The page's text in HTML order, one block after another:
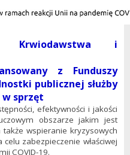
Krwiodawstwa i
z Funduszy
publicznej służby
sprzęt
efektywności i jakości
obszarze jakim jest
wspieranie kryzysowych
zabezpieczenie właściwej
COVID-19.